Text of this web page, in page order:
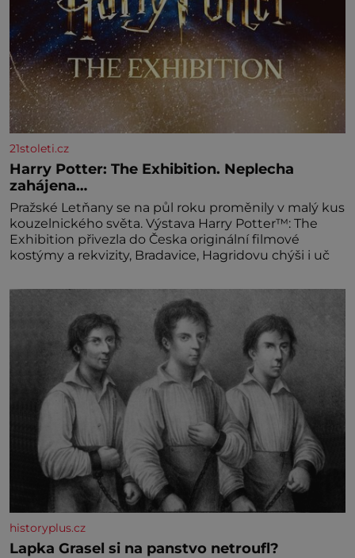
21stoleti.cz
Harry Potter: The Exhibition. Neplecha
zahájena…
Pražské Letňany se na půl roku proměnily v malý kus
kouzelnického světa. Výstava Harry Potter™: The
Exhibition přivezla do Česka originální filmové
kostýmy a rekvizity, Bradavice, Hagridovu chýši i uč
historyplus.cz
Lapka Grasel si na panstvo netroufl?